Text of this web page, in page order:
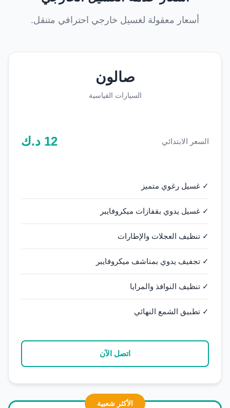
أسعار معقولة لغسيل خارجي احترافي متنقل.
صالون
السيارات القياسية
السعر الابتدائي 12 د.ك
✓ غسيل رغوي متميز
✓ غسيل يدوي بقفازات ميكروفايبر
✓ تنظيف العجلات والإطارات
✓ تجفيف يدوي بمناشف ميكروفايبر
✓ تنظيف النوافذ والمرايا
✓ تطبيق الشمع النهائي
اتصل الآن
الأكثر شعبية